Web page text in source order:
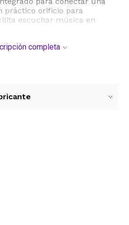
práctico orificio para
escuchar música en
de alta resistencia y
hombros que alivian la
completa